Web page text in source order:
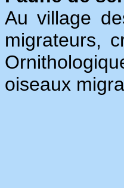
Au village
migrateurs,
oiseaux